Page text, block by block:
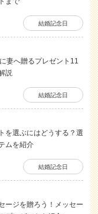
結婚記念日
妻へ贈るプレゼント11
説
結婚記念日
を選ぶにはどうする？選
ムを紹介
結婚記念日
ージを贈ろう！メッセー